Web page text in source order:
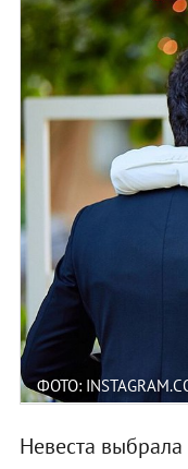
ФОТО:
Невеста